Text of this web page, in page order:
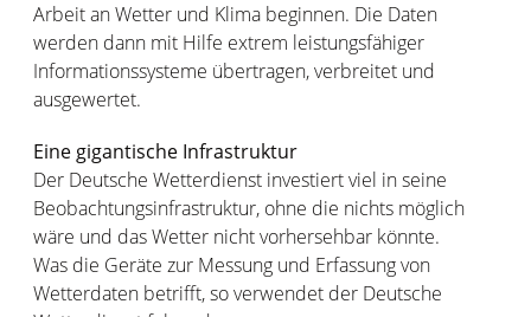
Arbeit an Wetter und Klima beginnen. Die Daten
werden dann mit Hilfe extrem leistungsfähiger
Informationssysteme übertragen, verbreitet und
ausgewertet.
Eine gigantische Infrastruktur
Der Deutsche Wetterdienst investiert viel in seine
Beobachtungsinfrastruktur, ohne die nichts möglich
wäre und das Wetter nicht vorhersehbar könnte.
Was die Geräte zur Messung und Erfassung von
Wetterdaten betrifft, so verwendet der Deutsche